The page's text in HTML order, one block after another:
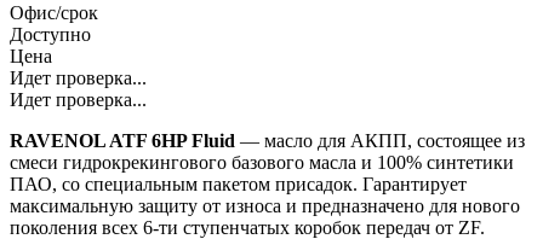
Офис/срок
Доступно
Цена
Идет проверка...
Идет проверка...
RAVENOL ATF 6HP Fluid — масло для АКПП, состоящее из
смеси гидрокрекингового базового масла и 100% синтетики
ПАО, со специальным пакетом присадок. Гарантирует
максимальную защиту от износа и предназначено для нового
поколения всех 6-ти ступенчатых коробок передач от ZF.